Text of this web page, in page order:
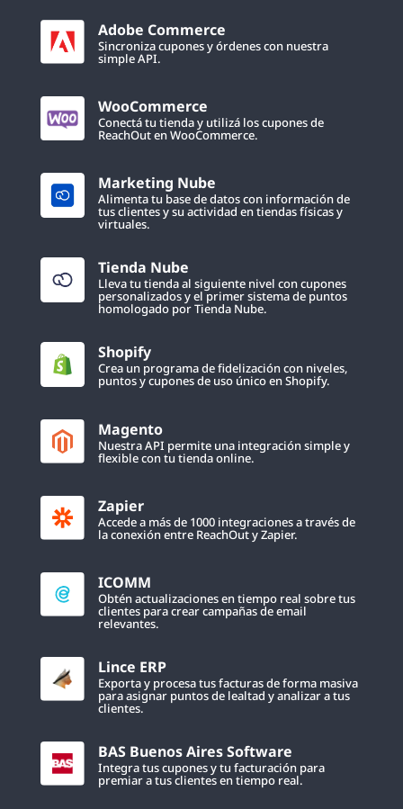
Adobe Commerce
Sincroniza cupones y órdenes con nuestra
simple API.
WooCommerce
Conectá tu tienda y utilizá los cupones de
ReachOut en WooCommerce.
Marketing Nube
Alimenta tu base de datos con información de
tus clientes y su actividad en tiendas físicas y
virtuales.
Tienda Nube
Lleva tu tienda al siguiente nivel con cupones
personalizados y el primer sistema de puntos
homologado por Tienda Nube.
Shopify
Crea un programa de fidelización con niveles,
puntos y cupones de uso único en Shopify.
Magento
Nuestra API permite una integración simple y
flexible con tu tienda online.
Zapier
Accede a más de 1000 integraciones a través de
la conexión entre ReachOut y Zapier.
ICOMM
Obtén actualizaciones en tiempo real sobre tus
clientes para crear campañas de email
relevantes.
Lince ERP
Exporta y procesa tus facturas de forma masiva
para asignar puntos de lealtad y analizar a tus
clientes.
BAS Buenos Aires Software
Integra tus cupones y tu facturación para
premiar a tus clientes en tiempo real.